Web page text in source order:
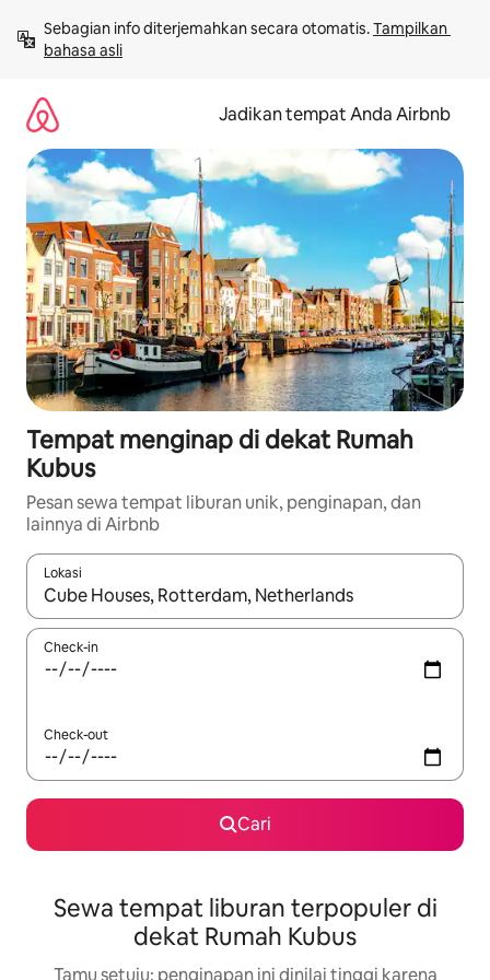
langsung
lihat
Sebagian info diterjemahkan secara otomatis. Tampilkan
bahasa asli
Jadikan tempat Anda Airbnb
Tempat menginap di dekat Rumah
Kubus
Pesan sewa tempat liburan unik, penginapan, dan
lainnya di Airbnb
Lokasi
Jika hasil yang dicari tersedia, telusuri dengan tombol panah
Check-in
Check-out
Cari
Sewa tempat liburan terpopuler di
dekat Rumah Kubus
Tamu setuju: penginapan ini dinilai tinggi karena